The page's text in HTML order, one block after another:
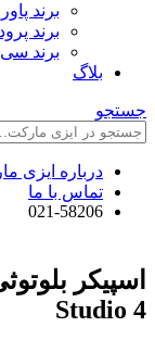
برند
برند
برند
بلاگ
جستجو
درباره ایزی
تماس با ما
021-58206
Studio 4